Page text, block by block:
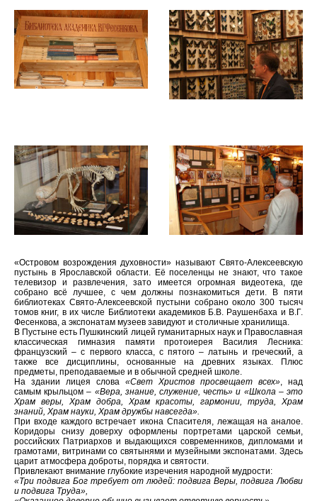
«Островом возрождения духовности» называют Свято-Алексеевскую
пустынь в Ярославской области. Её поселенцы не знают, что такое
телевизор и развлечения, зато имеется огромная видеотека, где
собрано всё лучшее, с чем должны познакомиться дети. В пяти
библиотеках Свято-Алексеевской пустыни собрано около 300 тысяч
томов книг, в их числе Библиотеки академиков Б.В. Раушенбаха и В.Г.
Фесенкова, а экспонатам музеев завидуют и столичные хранилища.
В Пустыне есть Пушкинский лицей гуманитарных наук и Православная
классическая гимназия памяти протоиерея Василия Лесника:
французский – с первого класса, с пятого – латынь и греческий, а
также все дисциплины, основанные на древних языках. Плюс
предметы, преподаваемые и в обычной средней школе.
На здании лицея слова «Свет Христов просвещает всех», над
самым крыльцом – «Вера, знание, служение, честь» и «Школа – это
Храм веры, Храм добра, Храм красоты, гармонии, труда, Храм
знаний, Храм науки, Храм дружбы навсегда».
При входе каждого встречает икона Спасителя, лежащая на аналое.
Коридоры снизу доверху оформлены портретами царской семьи,
российских Патриархов и выдающихся современников, дипломами и
грамотами, витринами со святынями и музейными экспонатами. Здесь
царит атмосфера доброты, порядка и святости.
Привлекают внимание глубокие изречения народной мудрости:
«Три подвига Бог требует от людей: подвига Веры, подвига Любви
и подвига Труда»,